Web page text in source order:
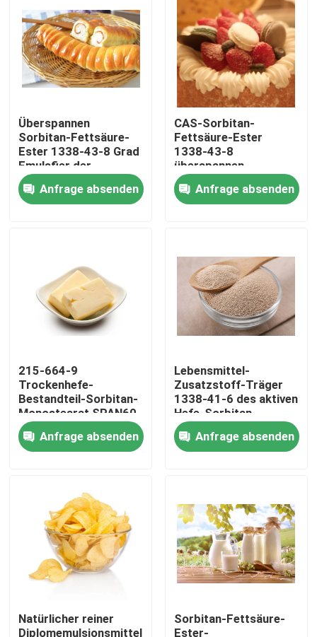
Produkte
Videos
Über uns
Fabrik-Ausflug
Qualitätskontrolle
Kontaktiere uns
Nachrichten
Fordern Sie ein Zitat
Überspannen
Sorbitan-Fettsäure-
Ester 1338-43-8 Grad
Emulsfier der
Nahrunge491
hellgelbes Wachs
Anfrage absenden
CAS-Sorbitan-
Fettsäure-Ester
1338-43-8
überspannen
gelbliches Wachs 20
60 80 E491
Anfrage absenden
215-664-9
Trockenhefe-
Bestandteil-Sorbitan-
Monostearat SPAN60,
das Plastizität
verbessert
Anfrage absenden
Lebensmittel-
Zusatzstoff-Träger
1338-41-6 des aktiven
Hefe-Sorbitan-
Monostearats E491
SPAN60Anfrage absenden
Natürlicher reiner
Diplomemulsionsmittel-
Sorbitan-Fettsäure-
Ester-